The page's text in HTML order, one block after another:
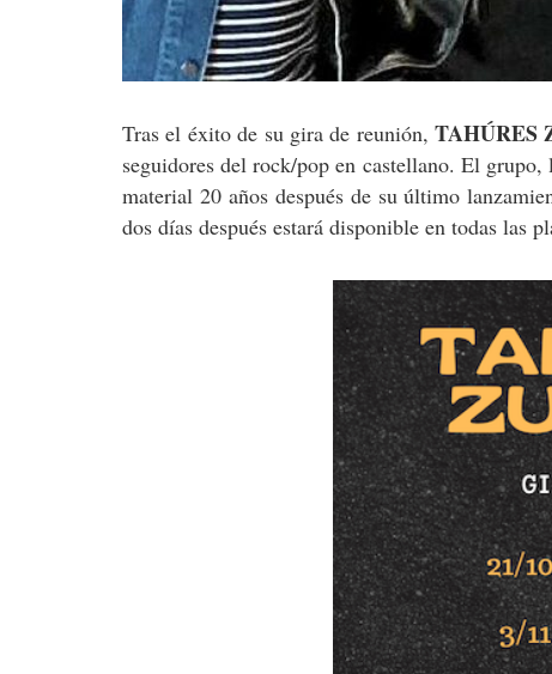
Tras el éxito de su gira de reunión,TAHÚRES
seguidores del rock/pop en castellano. El
material 20 años después de su último
dos días después estará disponible en todas las